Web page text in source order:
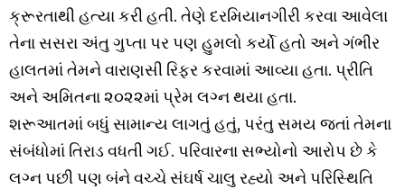
ક્રૂરતાથી હત્યા કરી હતી. તેણે દરમિયાનગીરી કરવા આવેલા
તેના સસરા અંતુ ગુપ્તા પર પણ હુમલો કર્યો હતો અને ગંભીર
હાલતમાં તેમને વારાણસી રિફર કરવામાં આવ્યા હતા. પ્રીતિ
અને અમિતના ૨૦૨૨માં પ્રેમ લગ્ન થયા હતા.
શરૂઆતમાં બધું સામાન્ય લાગતું હતું, પરંતુ સમય જતાં તેમના
સંબંધોમાં તિરાડ વધતી ગઈ. પરિવારના સભ્યોનો આરોપ છે કે
લગ્ન પછી પણ બંને વચ્ચે સંઘર્ષ ચાલુ રહ્યો અને પરિસ્થિતિ